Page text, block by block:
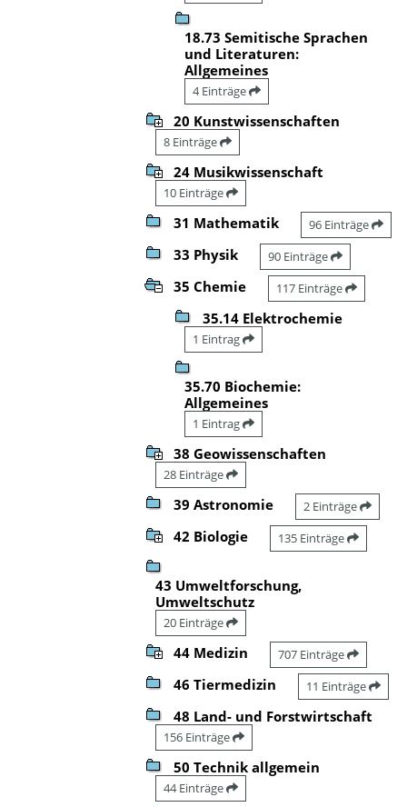
18.73 Semitische Sprachen
und Literaturen:
Allgemeines
4 Einträge
20 Kunstwissenschaften
8 Einträge
24 Musikwissenschaft
10 Einträge
31 Mathematik 96 Einträge
33 Physik 90 Einträge
35 Chemie 117 Einträge
35.14 Elektrochemie
1 Eintrag
35.70 Biochemie:
Allgemeines
1 Eintrag
38 Geowissenschaften
28 Einträge
39 Astronomie 2 Einträge
42 Biologie 135 Einträge
43 Umweltforschung,
Umweltschutz
20 Einträge
44 Medizin 707 Einträge
46 Tiermedizin 11 Einträge
48 Land- und Forstwirtschaft
156 Einträge
50 Technik allgemein
44 Einträge